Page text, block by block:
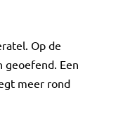
Op de
geoefend. Een
meer rond